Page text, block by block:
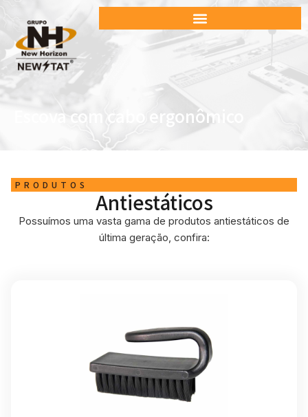
Escova com cabo ergonômico
PRODUTOS
Antiestáticos
Possuímos uma vasta gama de produtos antiestáticos de
última geração, confira: